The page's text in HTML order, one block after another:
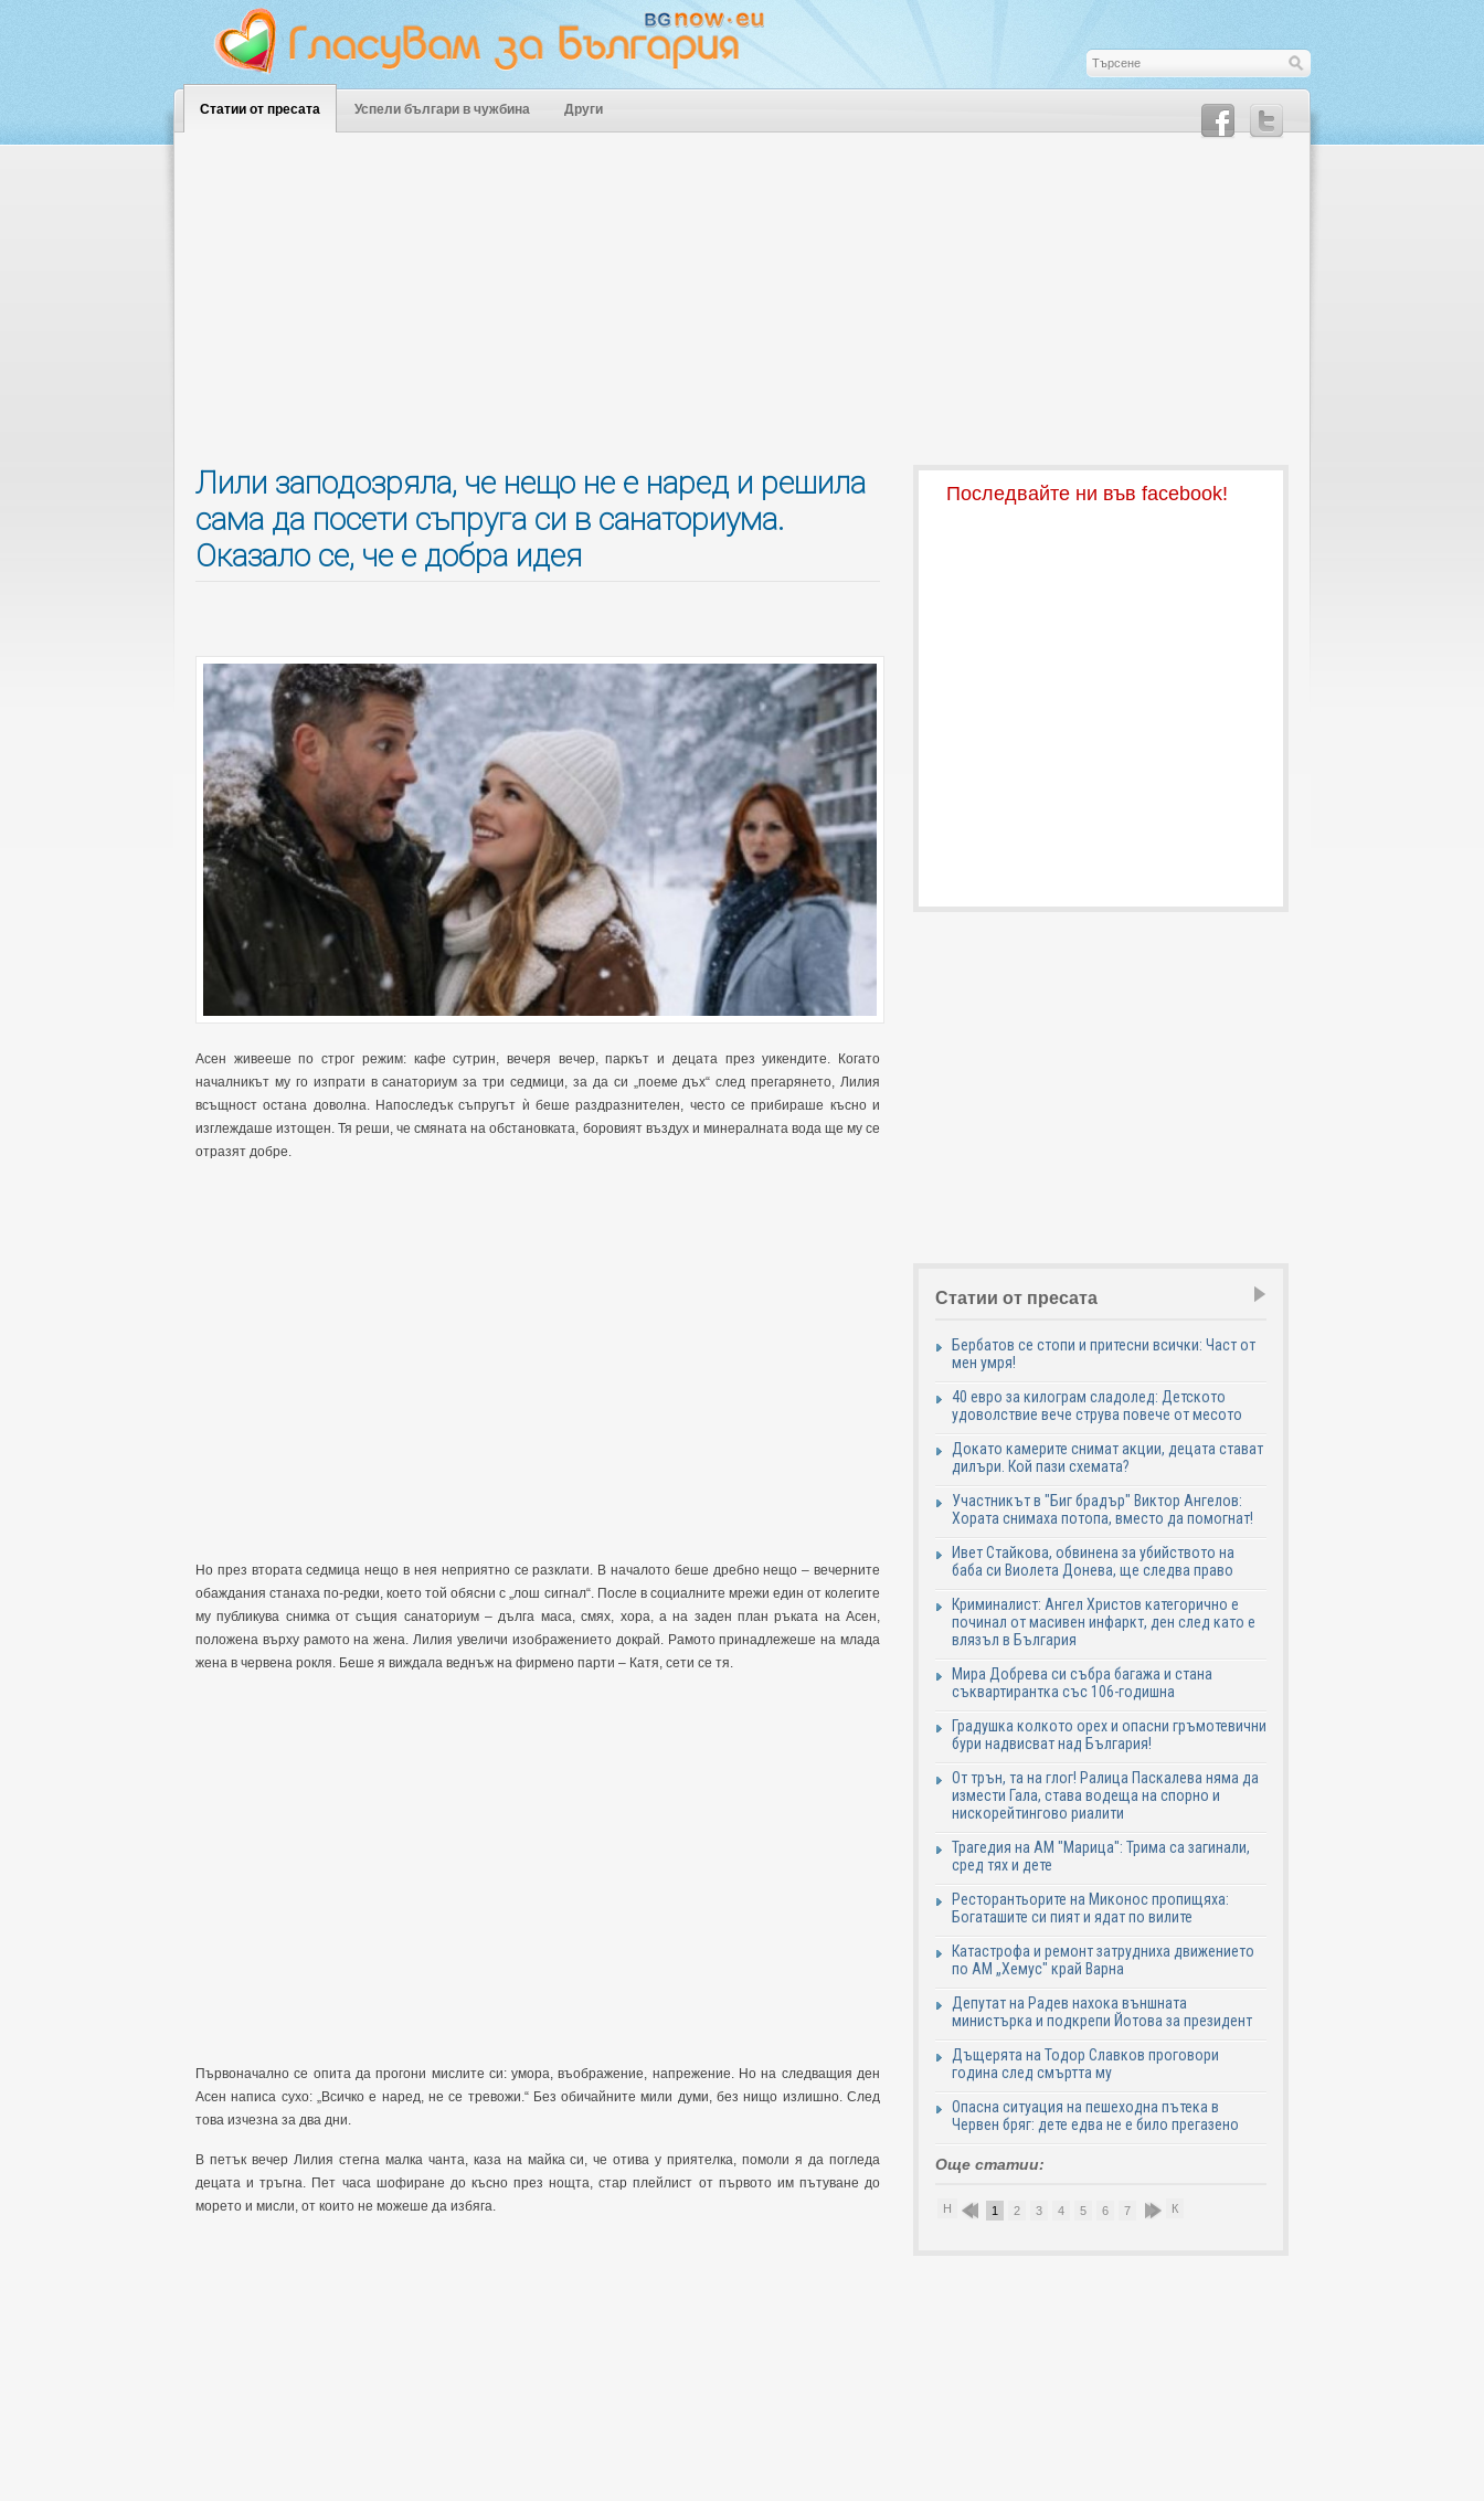
Статии от пресата Успели българи в чужбина Други
Лили заподозряла, че нещо не е наред и решила
сама да посети съпруга си в санаториума.
Оказало се, че е добра идея
Асен живееше по строг режим: кафе сутрин, вечеря вечер, паркът и децата през уикендите. Когато
началникът му го изпрати в санаториум за три седмици, за да си „поеме дъх“ след прегарянето, Лилия
всъщност остана доволна. Напоследък съпругът ѝ беше раздразнителен, често се прибираше късно и
изглеждаше изтощен. Тя реши, че смяната на обстановката, боровият въздух и минералната вода ще му се
отразят добре.
Но през втората седмица нещо в нея неприятно се разклати. В началото беше дребно нещо – вечерните
обаждания станаха по-редки, което той обясни с „лош сигнал“. После в социалните мрежи един от колегите
му публикува снимка от същия санаториум – дълга маса, смях, хора, а на заден план ръката на Асен,
положена върху рамото на жена. Лилия увеличи изображението докрай. Рамото принадлежеше на млада
жена в червена рокля. Беше я виждала веднъж на фирмено парти – Катя, сети се тя.
Първоначално се опита да прогони мислите си: умора, въображение, напрежение. Но на следващия ден
Асен написа сухо: „Всичко е наред, не се тревожи.“ Без обичайните мили думи, без нищо излишно. След
това изчезна за два дни.
В петък вечер Лилия стегна малка чанта, каза на майка си, че отива у приятелка, помоли я да погледа
децата и тръгна. Пет часа шофиране до късно през нощта, стар плейлист от първото им пътуване до
морето и мисли, от които не можеше да избяга.
Последвайте ни във facebook!
Статии от пресата
Бербатов се стопи и притесни всички: Част от
мен умря!
40 евро за килограм сладолед: Детското
удоволствие вече струва повече от месото
Докато камерите снимат акции, децата стават
дилъри. Кой пази схемата?
Участникът в "Биг брадър" Виктор Ангелов:
Хората снимаха потопа, вместо да помогнат!
Ивет Стайкова, обвинена за убийството на
баба си Виолета Донева, ще следва право
Криминалист: Ангел Христов категорично е
починал от масивен инфаркт, ден след като е
влязъл в България
Мира Добрева си събра багажа и стана
съквартирантка със 106-годишна
Градушка колкото орех и опасни гръмотевични
бури надвисват над България!
От трън, та на глог! Ралица Паскалева няма да
измести Гала, става водеща на спорно и
нискорейтингово риалити
Трагедия на АМ "Марица": Трима са загинали,
сред тях и дете
Ресторантьорите на Миконос пропищяха:
Богаташите си пият и ядат по вилите
Катастрофа и ремонт затрудниха движението
по АМ „Хемус" край Варна
Депутат на Радев нахока външната
министърка и подкрепи Йотова за президент
Дъщерята на Тодор Славков проговори
година след смъртта му
Опасна ситуация на пешеходна пътека в
Червен бряг: дете едва не е било прегазено
Още статии:
Н 1 2 3 4 5 6 7 8 9К